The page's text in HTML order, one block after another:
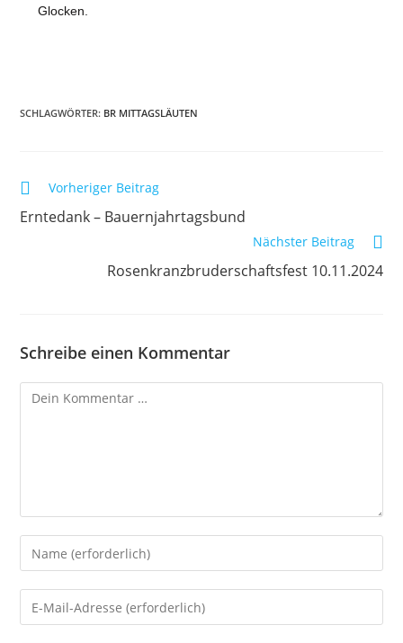
Glocken.
SCHLAGWÖRTER: BR MITTAGSLÄUTEN
Vorheriger Beitrag
Erntedank – Bauernjahrtagsbund
Nächster Beitrag
Rosenkranzbruderschaftsfest 10.11.2024
Schreibe einen Kommentar